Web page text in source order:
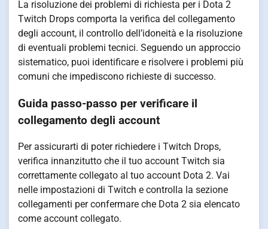
La risoluzione dei problemi di richiesta per i Dota 2
Twitch Drops comporta la verifica del collegamento
degli account, il controllo dell’idoneità e la risoluzione
di eventuali problemi tecnici. Seguendo un approccio
sistematico, puoi identificare e risolvere i problemi più
comuni che impediscono richieste di successo.
Guida passo-passo per verificare il
collegamento degli account
Per assicurarti di poter richiedere i Twitch Drops,
verifica innanzitutto che il tuo account Twitch sia
correttamente collegato al tuo account Dota 2. Vai
nelle impostazioni di Twitch e controlla la sezione
collegamenti per confermare che Dota 2 sia elencato
come account collegato.